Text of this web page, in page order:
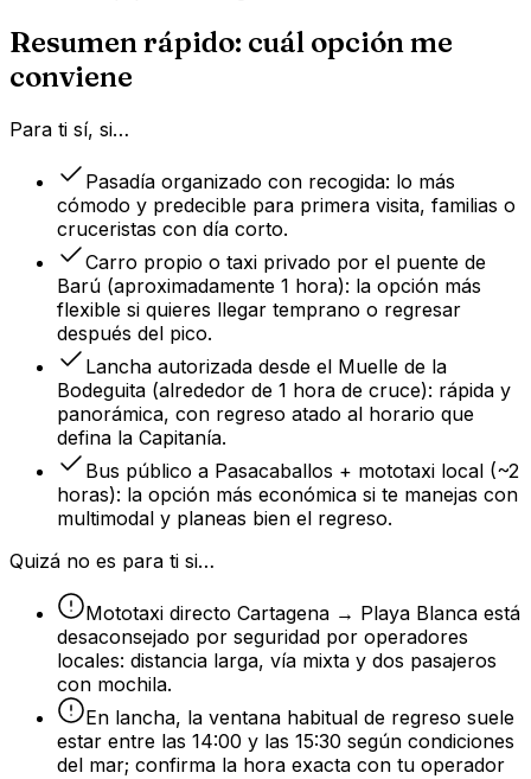
Resumen rápido: cuál opción me
conviene
Para ti sí, si…
Pasadía organizado con recogida: lo más
cómodo y predecible para primera visita, familias o
cruceristas con día corto.
Carro propio o taxi privado por el puente de
Barú (aproximadamente 1 hora): la opción más
flexible si quieres llegar temprano o regresar
después del pico.
Lancha autorizada desde el Muelle de la
Bodeguita (alrededor de 1 hora de cruce): rápida y
panorámica, con regreso atado al horario que
defina la Capitanía.
Bus público a Pasacaballos + mototaxi local (~2
horas): la opción más económica si te manejas con
multimodal y planeas bien el regreso.
Quizá no es para ti si…
Mototaxi directo Cartagena → Playa Blanca está
desaconsejado por seguridad por operadores
locales: distancia larga, vía mixta y dos pasajeros
con mochila.
En lancha, la ventana habitual de regreso suele
estar entre las 14:00 y las 15:30 según condiciones
del mar; confirma la hora exacta con tu operador